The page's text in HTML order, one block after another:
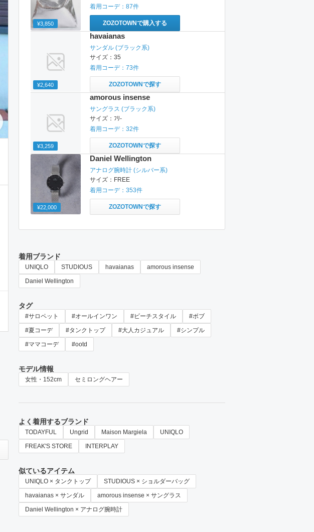
¥3,850
着用コーデ： 87件
ZOZOTOWNで購入する
¥2,640
havaianas
サンダル (ブラック系)
サイズ： 35
着用コーデ： 73件
ZOZOTOWNで探す
¥3,259
amorous insense
サングラス (ブラック系)
サイズ： ﾌﾘ-
着用コーデ： 32件
ZOZOTOWNで探す
¥22,000
Daniel Wellington
アナログ腕時計 (シルバー系)
サイズ： FREE
着用コーデ： 353件
ZOZOTOWNで探す
着用ブランド
UNIQLO STUDIOUS havaianas
amorous insense
Daniel Wellington
タグ
#サロペット #オールインワン #ビーチスタイル
#ボブ
#夏コーデ
#タンクトップ #大人カジュアル
#シンプル
#ママコーデ
#ootd
モデル情報
女性・152cm セミロングヘアー
よく着用するブランド
TODAYFUL Ungrid Maison Margiela
UNIQLO
FREAK'S STORE
INTERPLAY
似ているアイテム
UNIQLO × タンクトップ
STUDIOUS × ショルダーバッグ
havaianas × サンダル
amorous insense × サングラス
Daniel Wellington × アナログ腕時計